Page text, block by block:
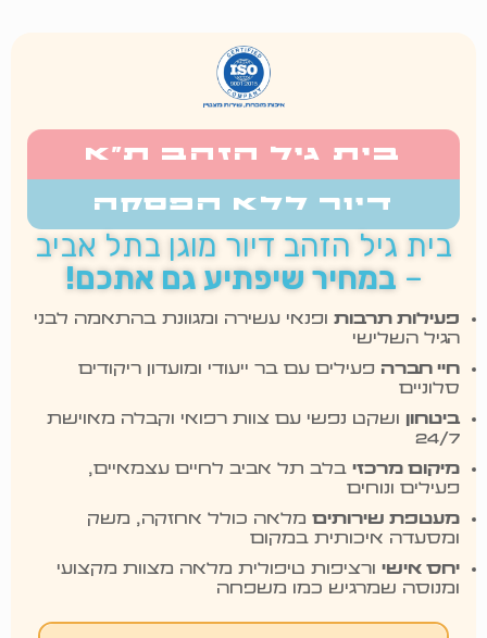
בית גיל הזהב ת״א
דיור ללא הפסקה
בית גיל הזהב דיור מוגן בתל אביב
– במחיר שיפתיע גם אתכם!
פעילות תרבות ופנאי עשירה ומגוונת בהתאמה לבני
הגיל השלישי
חיי חברה פעילים עם בר ייעודי ומועדון ריקודים
סלוניים
ביטחון ושקט נפשי עם צוות רפואי וקבלה מאוישת
24/7
מיקום מרכזי בלב תל אביב לחיים עצמאיים,
פעילים ונוחים
מעטפת שירותים מלאה כולל אחזקה, משק
ומסעדה איכותית במקום
יחס אישי ורציפות טיפולית מלאה מצוות מקצועי
ומנוסה שמרגיש כמו משפחה